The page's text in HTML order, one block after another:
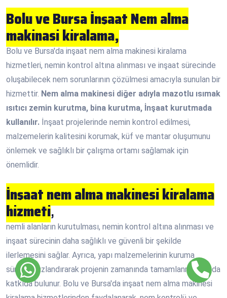
Bolu ve Bursa İnşaat Nem alma
makinasi kiralama,
Bolu ve Bursa'da inşaat nem alma makinesi kiralama
hizmetleri, nemin kontrol altına alınması ve inşaat sürecinde
oluşabilecek nem sorunlarının çözülmesi amacıyla sunulan bir
hizmettir. Nem alma makinesi diğer adıyla mazotlu ısımak
ısıtıcı zemin kurutma, bina kurutma, İnşaat kurutmada
kullanılır. İnşaat projelerinde nemin kontrol edilmesi,
malzemelerin kalitesini korumak, küf ve mantar oluşumunu
önlemek ve sağlıklı bir çalışma ortamı sağlamak için
önemlidir.
İnşaat nem alma makinesi kiralama
hizmeti,
nemli alanların kurutulması, nemin kontrol altına alınması ve
inşaat sürecinin daha sağlıklı ve güvenli bir şekilde
ilerlemesini sağlar. Ayrıca, yapı malzemelerinin kuruma
sürecini hızlandırarak projenin zamanında tamamlanmasına da
katkıda bulunur. Bolu ve Bursa'da inşaat nem alma makinesi